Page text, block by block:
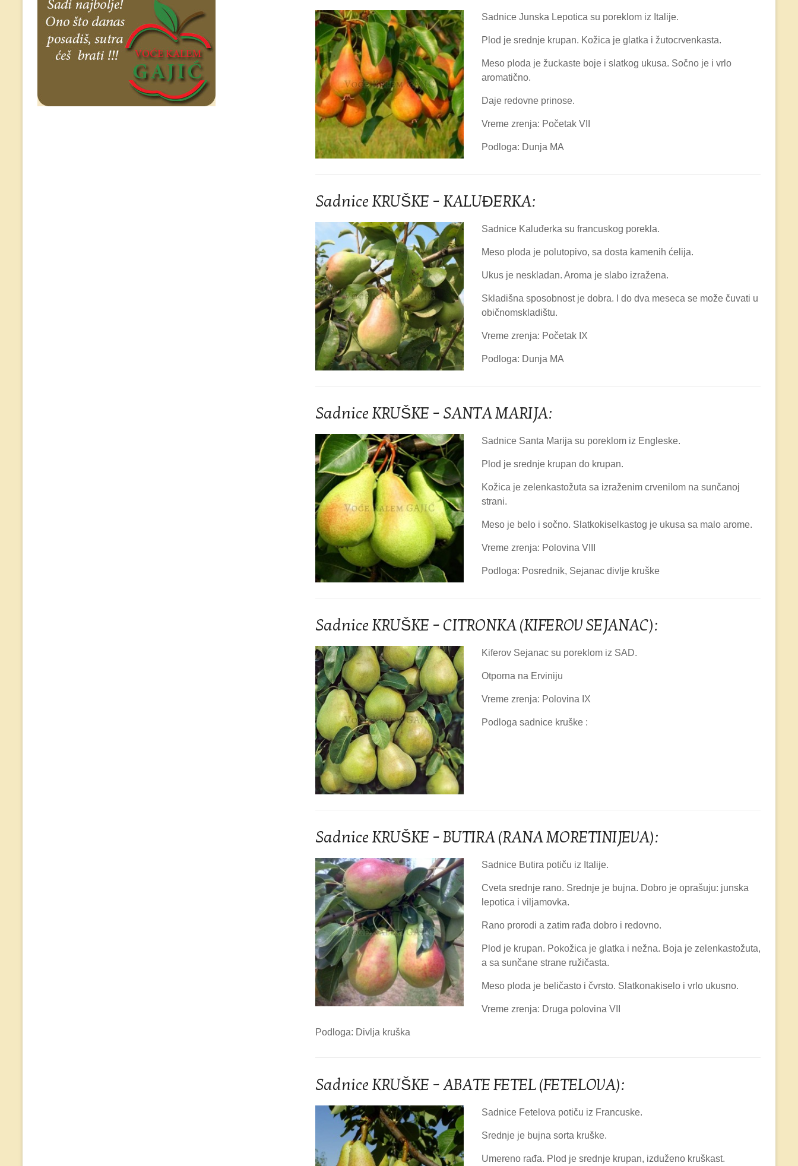
Sadnice Junska Lepotica su poreklom iz Italije.
Plod je srednje krupan. Kožica je glatka i žutocrvenkasta.
Meso ploda je žuckaste boje i slatkog ukusa. Sočno je i vrlo
aromatično.
Daje redovne prinose.
Vreme zrenja: Početak VII
Podloga: Dunja MA
Sadnice KRUŠKE – KALUĐERKA:
Sadnice Kaluđerka su francuskog porekla.
Meso ploda je polutopivo, sa dosta kamenih ćelija.
Ukus je neskladan. Aroma je slabo izražena.
Skladišna sposobnost je dobra. I do dva meseca se može čuvati u
običnomskladištu.
Vreme zrenja: Početak IX
Podloga: Dunja MA
Sadnice KRUŠKE – SANTA MARIJA:
Sadnice Santa Marija su poreklom iz Engleske.
Plod je srednje krupan do krupan.
Kožica je zelenkastožuta sa izraženim crvenilom na sunčanoj
strani.
Meso je belo i sočno. Slatkokiselkastog je ukusa sa malo arome.
Vreme zrenja: Polovina VIII
Podloga: Posrednik, Sejanac divlje kruške
Sadnice KRUŠKE – CITRONKA (KIFEROV SEJANAC):
Kiferov Sejanac su poreklom iz SAD.
Otporna na Erviniju
Vreme zrenja: Polovina IX
Podloga sadnice kruške :
Sadnice KRUŠKE – BUTIRA (RANA MORETINIJEVA):
Sadnice Butira potiču iz Italije.
Cveta srednje rano. Srednje je bujna. Dobro je oprašuju: junska
lepotica i viljamovka.
Rano prorodi a zatim rađa dobro i redovno.
Plod je krupan. Pokožica je glatka i nežna. Boja je zelenkastožuta,
a sa sunčane strane ružičasta.
Meso ploda je beličasto i čvrsto. Slatkonakiselo i vrlo ukusno.
Vreme zrenja: Druga polovina VII
Podloga: Divlja kruška
Sadnice KRUŠKE – ABATE FETEL (FETELOVA):
Sadnice Fetelova potiču iz Francuske.
Srednje je bujna sorta kruške.
Umereno rađa. Plod je srednje krupan, izduženo kruškast.